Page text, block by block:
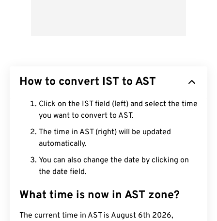
How to convert IST to AST
Click on the IST field (left) and select the time
you want to convert to AST.
The time in AST (right) will be updated
automatically.
You can also change the date by clicking on
the date field.
What time is now in AST zone?
The current time in AST is August 6th 2026,